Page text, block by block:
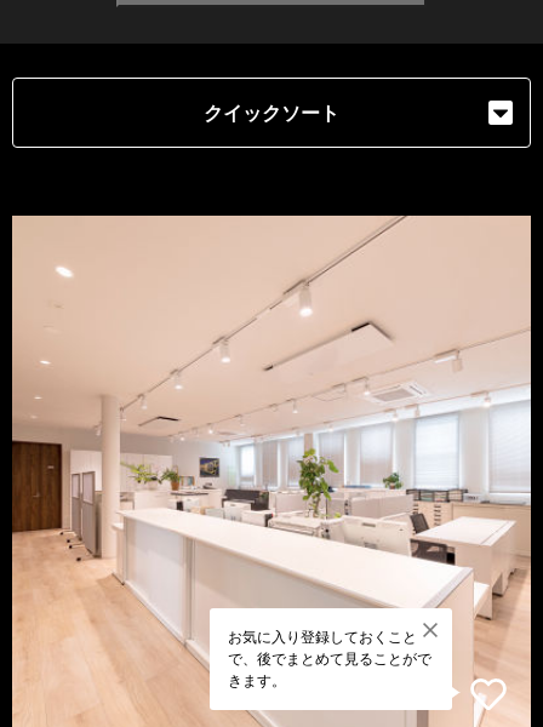
クイックソート
お気に入り登録しておくこと
で、後でまとめて見ることがで
きます。